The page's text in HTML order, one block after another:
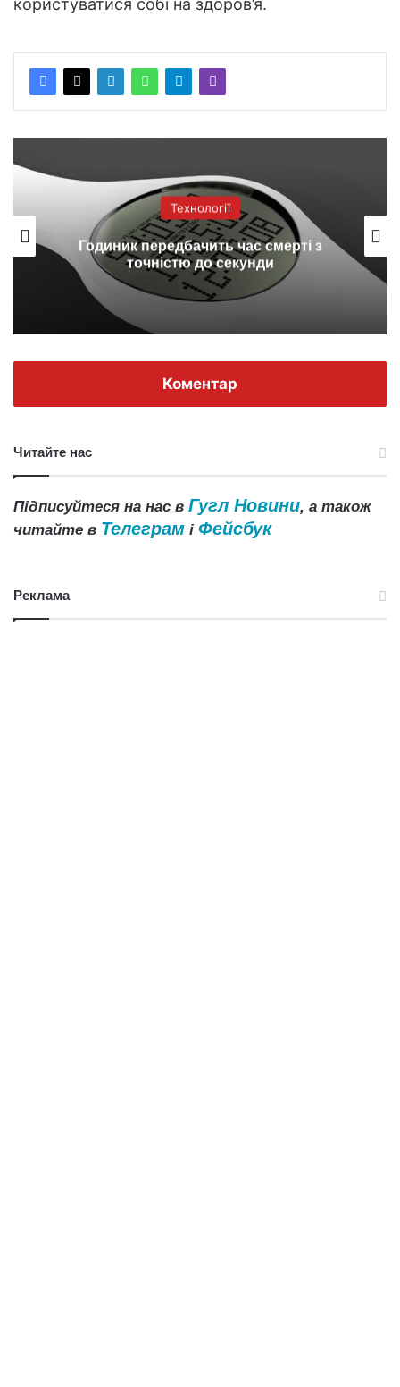
користуватися собі на здоров’я.
Технології
Годиник передбачить час смерті з
точністю до секунди
Коментар
Читайте нас
Підписуйтеся на нас в Гугл Новини, а також
читайте в Телеграм і Фейсбук
Реклама